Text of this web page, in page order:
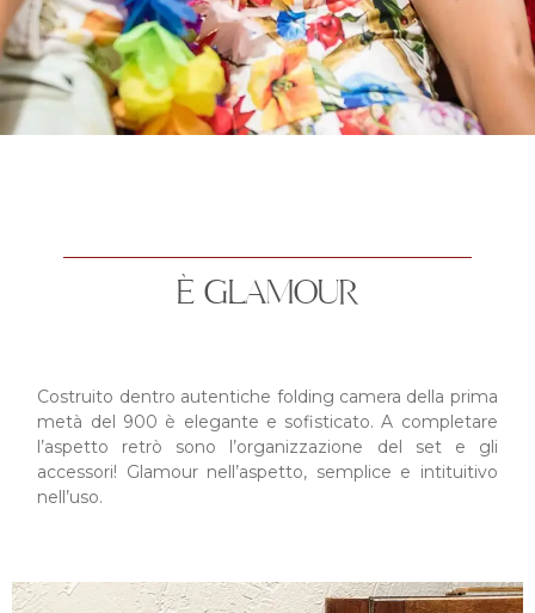
È GLAMOUR
Costruito dentro autentiche folding camera della prima
metà del 900 è elegante e sofisticato. A completare
l’aspetto retrò sono l’organizzazione del set e gli
accessori! Glamour nell’aspetto, semplice e intituitivo
nell’uso.